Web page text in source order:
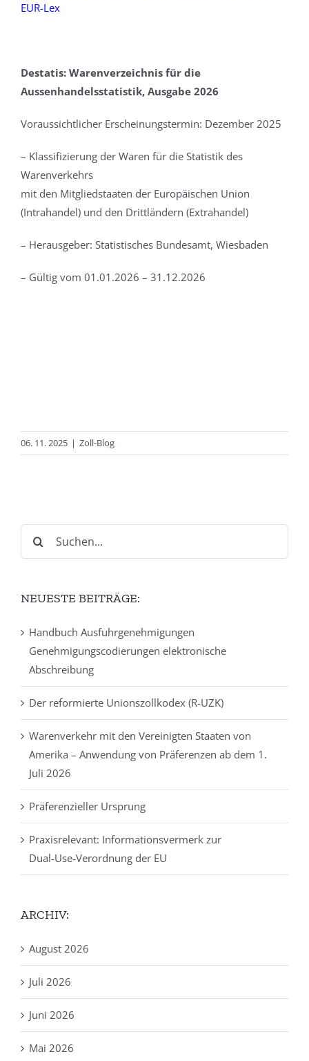
EUR-Lex
Destatis: Warenverzeichnis für die
Aussenhandelsstatistik, Ausgabe 2026
Voraussichtlicher Erscheinungstermin: Dezember 2025
– Klassifizierung der Waren für die Statistik des
Warenverkehrs
mit den Mitgliedstaaten der Europäischen Union
(Intrahandel) und den Drittländern (Extrahandel)
– Herausgeber: Statistisches Bundesamt, Wiesbaden
– Gültig vom 01.01.2026 – 31.12.2026
06. 11. 2025 | Zoll-Blog
nach:
NEUESTE BEITRÄGE:
Handbuch Ausfuhrgenehmigungen
Genehmigungscodierungen elektronische
Abschreibung
Der reformierte Unionszollkodex (R-UZK)
Warenverkehr mit den Vereinigten Staaten von
Amerika – Anwendung von Präferenzen ab dem 1.
Juli 2026
Präferenzieller Ursprung
Praxisrelevant: Informationsvermerk zur
Dual‑Use‑Verordnung der EU
ARCHIV:
August 2026
Juli 2026
Juni 2026
Mai 2026